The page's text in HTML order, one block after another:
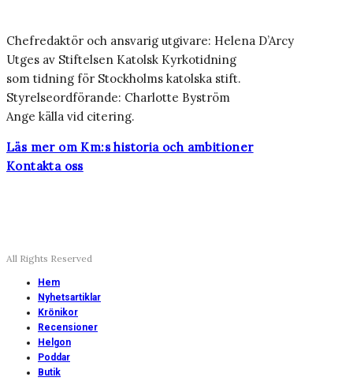
Chefredaktör och ansvarig utgivare: Helena D’Arcy
Utges av Stiftelsen Katolsk Kyrkotidning
som tidning för Stockholms katolska stift.
Styrelseordförande: Charlotte Byström
Ange källa vid citering.
Läs mer om Km:s historia och ambitioner
Kontakta oss
All Rights Reserved
Hem
Nyhetsartiklar
Krönikor
Recensioner
Helgon
Poddar
Butik